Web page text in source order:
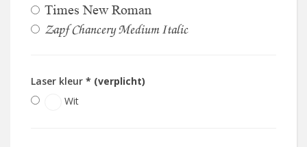
Times New Roman
Zapf Chancery Medium Italic
Laser kleur * (verplicht)
Wit